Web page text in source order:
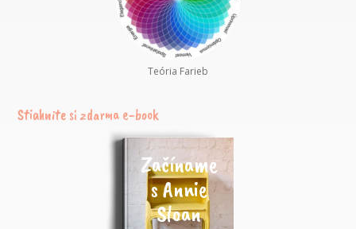
Teória Farieb
Stiahnite si zdarma e-book
Začíname
s Annie
Sloan